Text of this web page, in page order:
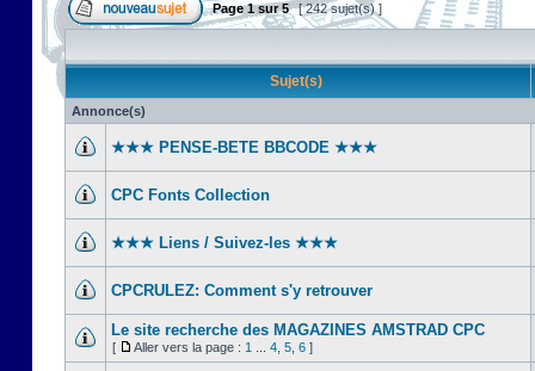
Page1sur5 [ 242 sujet(s) ]
Sujet(s)
Annonce(s)
★★★ PENSE-BETE BBCODE ★★★
CPC Fonts Collection
★★★ Liens / Suivez-les ★★★
CPCRULEZ: Comment s'y retrouver‎
Le site recherche des MAGAZINES AMSTRAD CPC
[ Aller vers la page : 1 4 5 6 ]